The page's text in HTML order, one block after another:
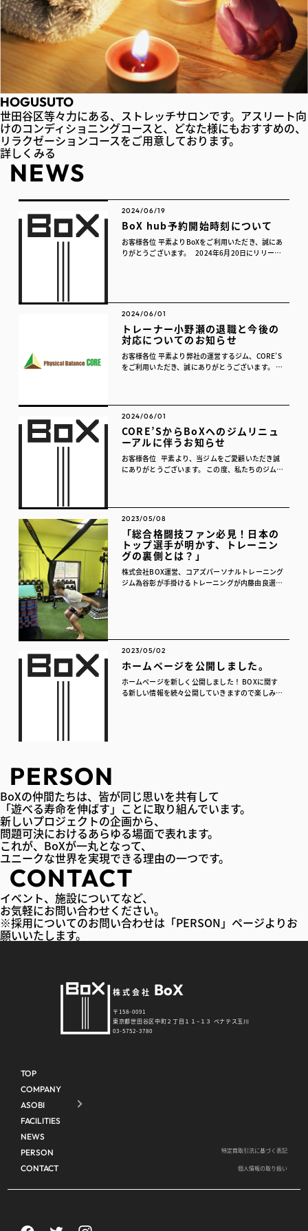
HOGUSUTO
世田谷区等々力にある、ストレッチサロンです。アスリート向
けのコンディショニングコースと、どなた様にもおすすめの、
リラクゼーションコースをご用意しております。
詳しくみる
NEWS
2024/06/19
BoX hub予約開始時刻について
お客様各位 平素よりBoXをご利用いただき、誠にあ
りがとうございます。 2024年6月20日にリリース
2024/06/01
トレーナー小野瀬の退職と今後の
対応についてのお知らせ
お客様各位 平素より弊社の運営するジム、CORE’S
をご利用いただき、誠にありがとうございます。
2024/06/01
CORE’SからBoXへのジムリニュ
ーアルに伴うお知らせ
お客様各位 平素より、当ジムをご愛顧いただき誠
にありがとうございます。 この度、私たちのジムの
2023/05/08
「総合格闘技ファン必見！日本の
トップ選手が明かす、トレーニン
グの裏側とは？」
株式会社BOX運営、コアズパーソナルトレーニング
ジム為谷彰が手掛けるトレーニングが内藤由良選手
2023/05/02
ホームページを公開しました。
ホームページを新しく公開しました！ BOXに関す
る新しい情報を続々公開していきますので楽しみに
PERSON
BoXの仲間たちは、皆が同じ思いを共有して
「遊べる寿命を伸ばす」ことに取り組んでいます。
新しいプロジェクトの企画から、
問題可決におけるあらゆる場面で表れます。
これが、BoXが一丸となって、
ユニークな世界を実現できる理由の一つです。
CONTACT
イベント、施設についてなど、
お気軽にお問い合わせください。
※採用についてのお問い合わせは「PERSON」ページよりお
願いいたします。
株式会社 BoX
〒158-0091
東京都世田谷区中町２丁目１１−１３ ペナテス玉川
03-5752-3780
TOP
COMPANY
ASOBI
FACILITIES
NEWS
PERSON
CONTACT
特定商取引法に基づく表記
個人情報の取り扱い